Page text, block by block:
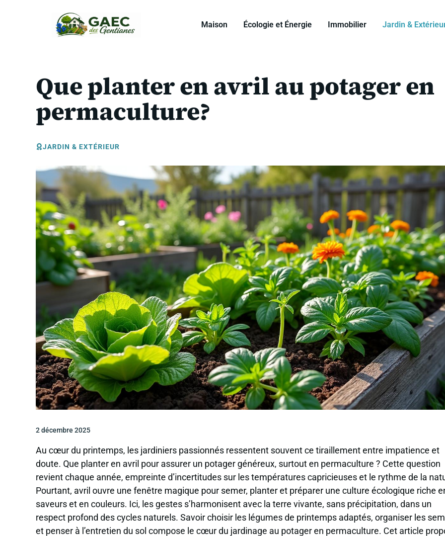
Maison Écologie et Énergie Immobilier Jardin &
Que planter en avril au potager en
permaculture?
JARDIN & EXTÉRIEUR
2 décembre 2025
Au cœur du printemps, les jardiniers passionnés ressentent souvent ce tiraillement entre impatience et
doute. Que planter en avril pour assurer un potager généreux, surtout en permaculture ? Cette question
revient chaque année, empreinte d’incertitudes sur les températures capricieuses et le rythme de la
Pourtant, avril ouvre une fenêtre magique pour semer, planter et préparer une culture écologique riche
saveurs et en couleurs. Ici, les gestes s’harmonisent avec la terre vivante, sans précipitation, dans un
respect profond des cycles naturels. Savoir choisir les légumes de printemps adaptés, organiser les
et penser à l’entretien du sol compose le cœur du jardinage au potager en permaculture. Cet article